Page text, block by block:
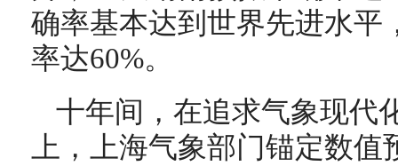
确率基本达到世界先进水平
率达60%。
十年间，在追求气象现代
上，上海气象部门锚定数